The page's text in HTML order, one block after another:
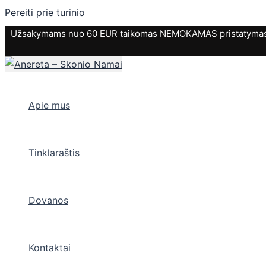
Pereiti prie turinio
Užsakymams nuo 60 EUR taikomas NEMOKAMAS
Apie mus
Tinklaraštis
Dovanos
Kontaktai